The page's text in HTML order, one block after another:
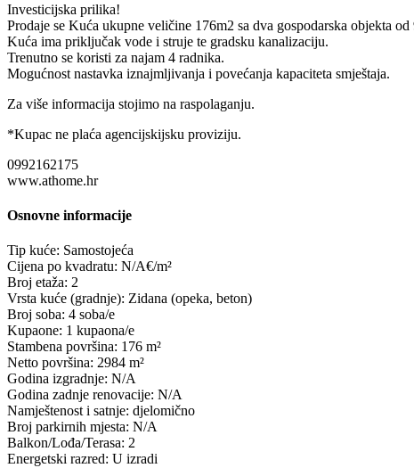
Investicijska prilika!
Prodaje se Kuća ukupne veličine 176m2 sa dva gospodarska objekta
Kuća ima priključak vode i struje te gradsku kanalizaciju.
Trenutno se koristi za najam 4 radnika.
Mogućnost nastavka iznajmljivanja i povećanja kapaciteta smještaja.
Za više informacija stojimo na raspolaganju.
*Kupac ne plaća agencijskijsku proviziju.
0992162175
www.athome.hr
Osnovne informacije
Tip kuće: Samostojeća
Cijena po kvadratu: N/A
Broj etaža: 2
Vrsta kuće (gradnje): Zidana (opeka, beton)
Broj soba: 4 soba/e
Kupaone: 1 kupaona/e
Stambena površina: 176 m²
Netto površina: 2984 m²
Godina izgradnje: N/A
Godina zadnje renovacije: N/A
Namještenost i satnje: djelomično
Broj parkirnih mjesta: N/A
Balkon/Lođa/Terasa: 2
Energetski razred: U izradi